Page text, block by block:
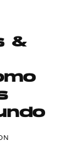
TODOS LOS
&